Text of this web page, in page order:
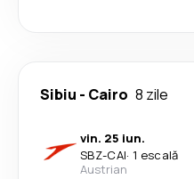
Sibiu - Cairo 8 zile
vin. 25 iun.
SBZ-CAI· 1 escală
Austrian